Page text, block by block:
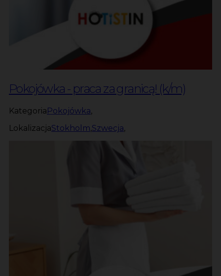
Pokojówka - praca za granicą! (k/m)
KategoriaPokojówka,
LokalizacjaStokholm,Szwecja,